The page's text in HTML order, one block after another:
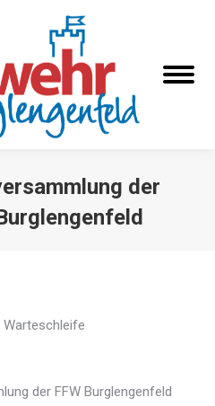
der
Warteschleife
der FFW Burglengenfeld